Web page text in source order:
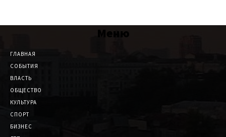
Меню
ГЛАВНАЯ
СОБЫТИЯ
ВЛАСТЬ
ОБЩЕСТВО
КУЛЬТУРА
СПОРТ
БИЗНЕС